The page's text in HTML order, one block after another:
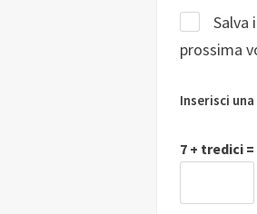
Salva
prossima
Inserisci
7 + tredici =